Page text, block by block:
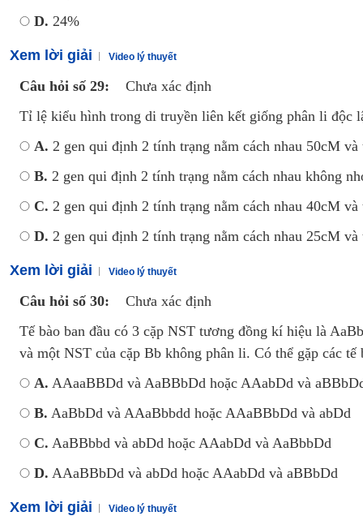
D. 24%
Xem lời giải Video lý thuyết
Câu hỏi số 29:
Chưa xác định
Tỉ lệ kiểu hình trong di truyền liên kết giống phân li độc
A. 2 gen qui định 2 tính trạng nằm cách nhau 50cM
B. 2 gen qui định 2 tính trạng nằm cách nhau không
C. 2 gen qui định 2 tính trạng nằm cách nhau 40cM
D. 2 gen qui định 2 tính trạng nằm cách nhau 25cM
Xem lời giải Video lý thuyết
Câu hỏi số 30:
Chưa xác định
Tế bào ban đầu có 3 cặp NST tương đồng kí hiệu là
và một NST của cặp Bb không phân li. Có thể gặp các
A. AAaaBBDd và AaBBbDd hoặc AAabDd và
B. AaBbDd và AAaBbbdd hoặc AAaBBbDd và abDd
C. AaBBbbd và abDd hoặc AAabDd và AaBbbDd
D. AAaBBbDd và abDd hoặc AAabDd và aBBbDd
Xem lời giải Video lý thuyết